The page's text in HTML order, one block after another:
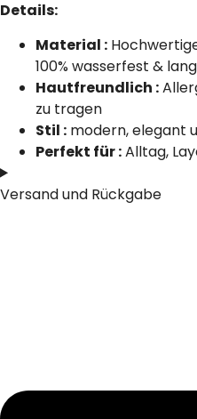
Details:
Material :
100% wasserfest &
Hautfreundlich :
zu tragen
Stil : modern, elegant
Perfekt für :Alltag,
Versand und Rückgabe